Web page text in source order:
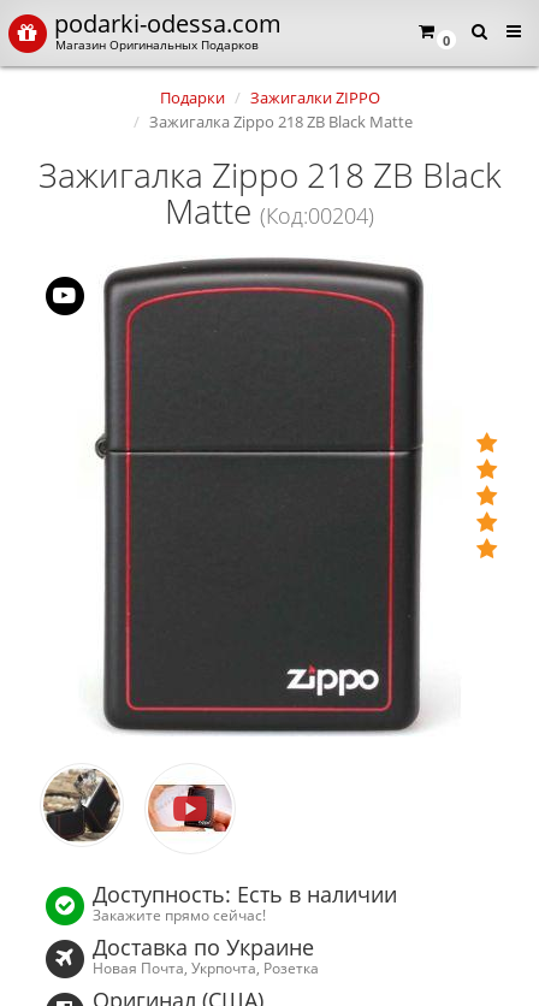
0
podarki-odessa.com
Магазин Оригинальных Подарков
Подарки
Зажигалки ZIPPO
Зажигалка Zippo 218 ZB Black Matte
Зажигалка Zippo 218 ZB Black
Matte (Код:00204)
Доступность: Есть в наличии
Закажите прямо сейчас!
Доставка по Украине
Новая Почта, Укрпочта, Розетка
Оригинал (США)